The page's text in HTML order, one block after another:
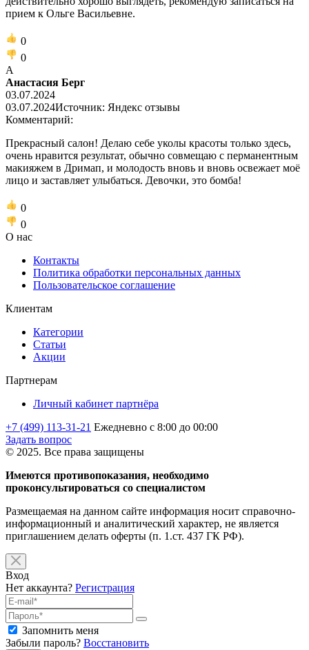
прием к Ольге Васильевне.
0
0
А
Анастасия Берг
03.07.2024
03.07.2024Источник: Яндекс отзывы
Комментарий:
Прекрасный салон! Делаю себе уколы красоты только здесь,
очень нравится результат, обычно совмещаю с перманентным
макияжем в Дримап, и молодость вновь и вновь освежает моё
лицо и заставляет улыбаться. Девочки, это бомба!
0
0
О нас
Контакты
Политика обработки персональных данных
Пользовательское соглашение
Клиентам
Категории
Статьи
Акции
Партнерам
Личный кабинет партнёра
+7 (499) 113-31-21 Ежедневно с 8:00 до 00:00
Задать вопрос
© 2025. Все права защищены
Имеются противопоказания, необходимо
проконсультироваться со специалистом
Размещаемая на данном сайте информация носит справочно-
информационный и аналитический характер, не является
приглашением делать оферты (п. 1.ст. 437 ГК РФ).
Вход
Нет аккаунта? Регистрация
Запомнить меня
Забыли пароль? Восстановить